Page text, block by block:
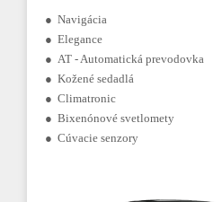
● Navigácia
● Elegance
● AT - Automatická prevodovka
● Kožené sedadlá
● Climatronic
● Bixenónové svetlomety
● Cúvacie senzory